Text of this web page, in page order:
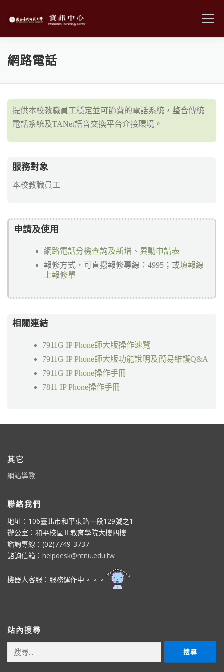
選單
網路電話
提供本校教職員工穩定並可節費的電話系統，整合傳統
電話系統及TANet語音交換平台介接環境。
服務對象
本校教職員工
申請及使用
網路電話分機查詢及新增、異動申請表
報修方式，可直撥報修專線：4995；或填報線
上報修單
相關連結
7911G IP Phone師大版操作速覽
7911G IP Phone師大版功能說明及簡易維護Q&A
7911G IP Phone操作手冊
7811 IP Phone操作手冊
其它
網站導覽
聯絡我們
地址：106臺北市和平東路一段129號之1
辦公室：和平校區Ⅱ教育學院大樓四樓
諮詢專線：(02)7749-3737
諮詢信箱： helpdesk@ntnu.edu.tw
機器人客服：服務運作中。。。
站內搜尋